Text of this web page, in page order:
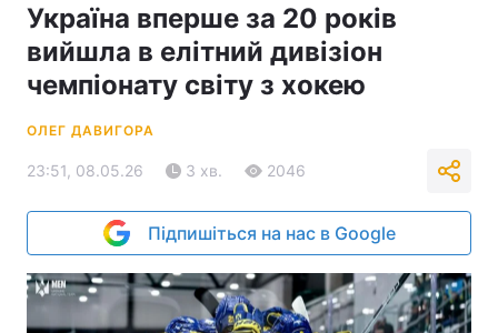
Україна вперше за 20 років
вийшла в елітний дивізіон
чемпіонату світу з хокею
ОЛЕГ ДАВИГОРА
23:51, 08.05.26 3 хв. 2046
Підпишіться на нас в Google